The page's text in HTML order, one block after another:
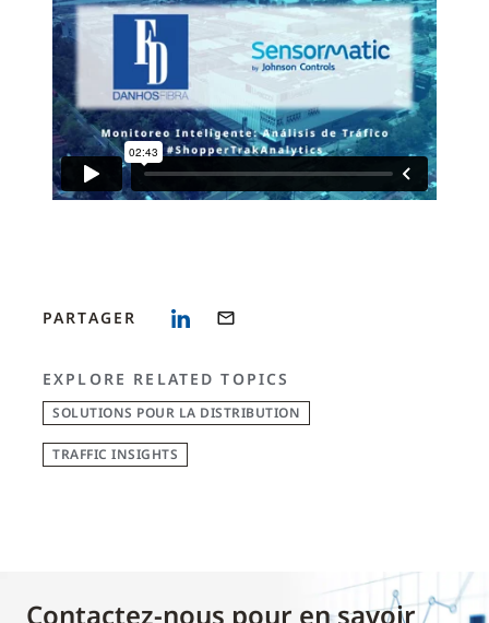
PARTAGER
EXPLORE RELATED TOPICS
SOLUTIONS POUR LA DISTRIBUTION
TRAFFIC INSIGHTS
Contactez-nous pour en savoir